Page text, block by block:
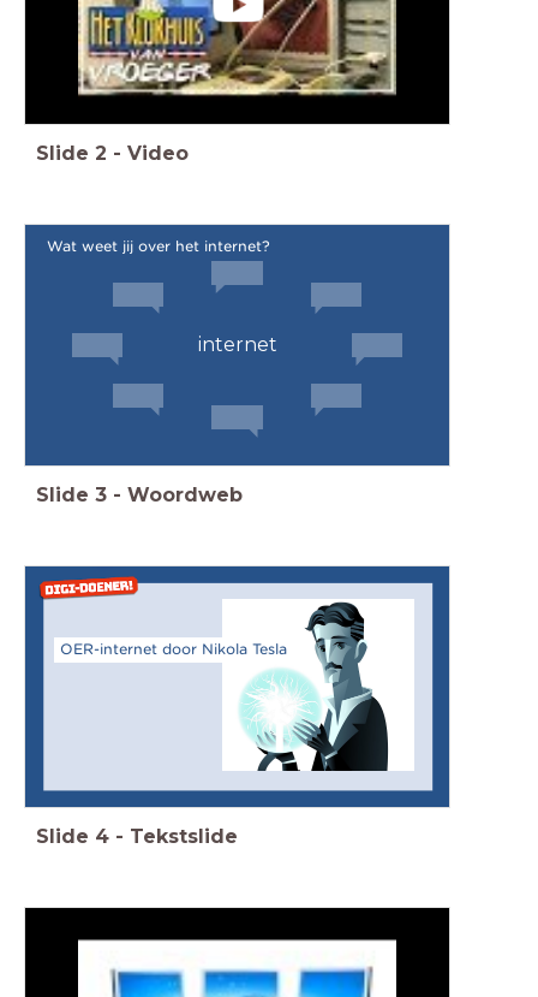
Slide 2 - Video
Wat weet jij over het internet?
internet
Slide 3 - Woordweb
OER-internet door Nikola Tesla
Slide 4 - Tekstslide